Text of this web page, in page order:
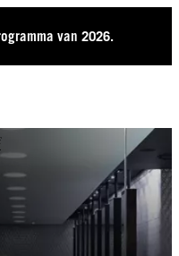
van 2026.